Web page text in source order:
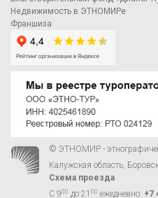
Недвижимость в ЭТНОМИРе
Франшиза
© ЭТНОМИР -
Калужская область,
Схема проезда
С 900 до 21 00 ежедневно: +7